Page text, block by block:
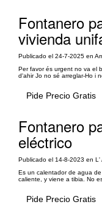
Fontanero
vivienda
Publicado el 24-7-2025 en
Per favor és urgent no va el
d'ahir Jo no sé arreglar-Ho i
Pide Precio Gratis
Fontanero
eléctrico
Publicado el 14-8-2023 en L'
Es un calentador de agua
caliente, y viene a tibia. No
Pide Precio Gratis